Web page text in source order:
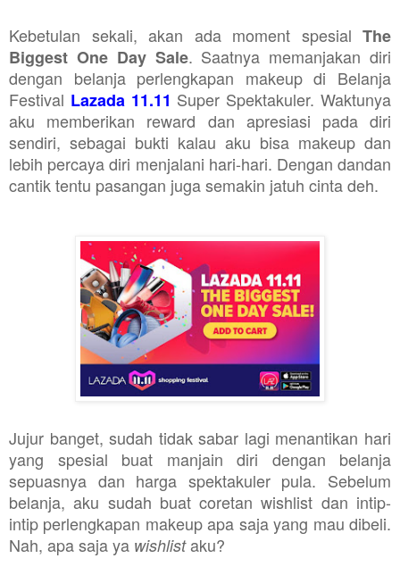
Kebetulan sekali, akan ada moment spesial The
Biggest One Day Sale. Saatnya memanjakan diri
dengan belanja perlengkapan makeup di Belanja
Festival Lazada 11.11 Super Spektakuler. Waktunya
aku memberikan reward dan apresiasi pada diri
sendiri, sebagai bukti kalau aku bisa makeup dan
lebih percaya diri menjalani hari-hari. Dengan dandan
cantik tentu pasangan juga semakin jatuh cinta deh.
Jujur banget, sudah tidak sabar lagi menantikan hari
yang spesial buat manjain diri dengan belanja
sepuasnya dan harga spektakuler pula. Sebelum
belanja, aku sudah buat coretan wishlist dan intip-
intip perlengkapan makeup apa saja yang mau dibeli.
Nah, apa saja ya wishlistaku?